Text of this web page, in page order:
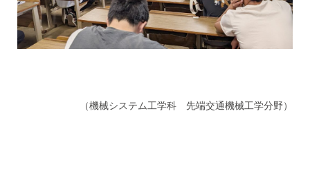
（機械システム工学科 先端交通機械工学分野）